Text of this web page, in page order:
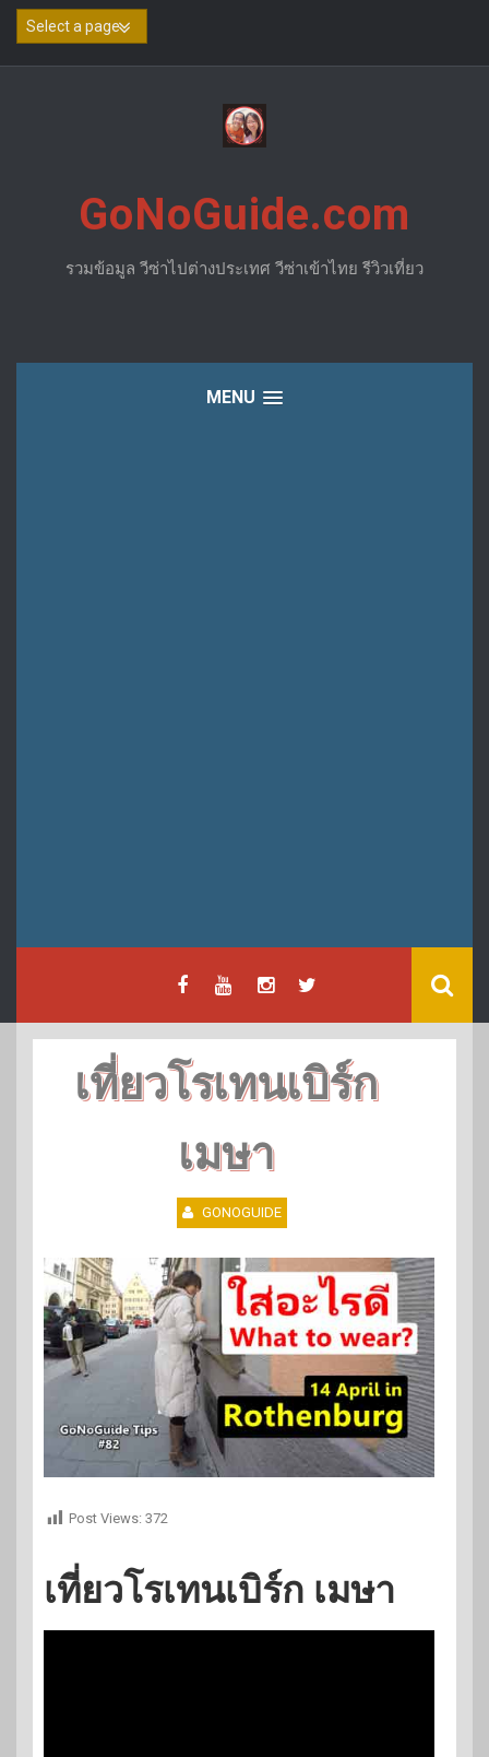
Skip
GoNoGuide.com
รวมข้อมูล วีซ่าไปต่างประเทศ วีซ่าเข้าไทย รีวิวเที่ยว
MENU
เที่ยวโรเทนเบิร์ก
เมษา
GONOGUIDE
Post Views: 372
เที่ยวโรเทนเบิร์ก เมษา